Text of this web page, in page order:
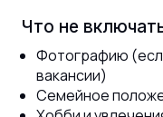
Что не
Фотографию
вакансии)
Семейное